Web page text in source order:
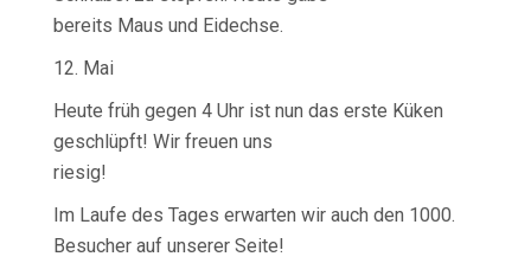
bereits Maus und Eidechse.
12. Mai
Heute früh gegen 4 Uhr ist nun das erste Küken
geschlüpft! Wir freuen uns
riesig!
Im Laufe des Tages erwarten wir auch den 1000.
Besucher auf unserer Seite!